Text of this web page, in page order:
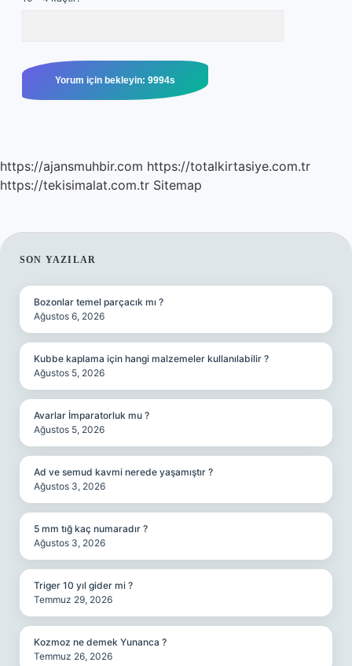
https://ajansmuhbir.com https://totalkirtasiye.com.tr
https://tekisimalat.com.tr Sitemap
SIDEBAR
SON YAZILAR
Bozonlar temel parçacık mı ?
Ağustos 6, 2026
Kubbe kaplama için hangi malzemeler kullanılabilir ?
Ağustos 5, 2026
Avarlar İmparatorluk mu ?
Ağustos 5, 2026
Ad ve semud kavmi nerede yaşamıştır ?
Ağustos 3, 2026
5 mm tığ kaç numaradır ?
Ağustos 3, 2026
Triger 10 yıl gider mi ?
Temmuz 29, 2026
Kozmoz ne demek Yunanca ?
Temmuz 26, 2026